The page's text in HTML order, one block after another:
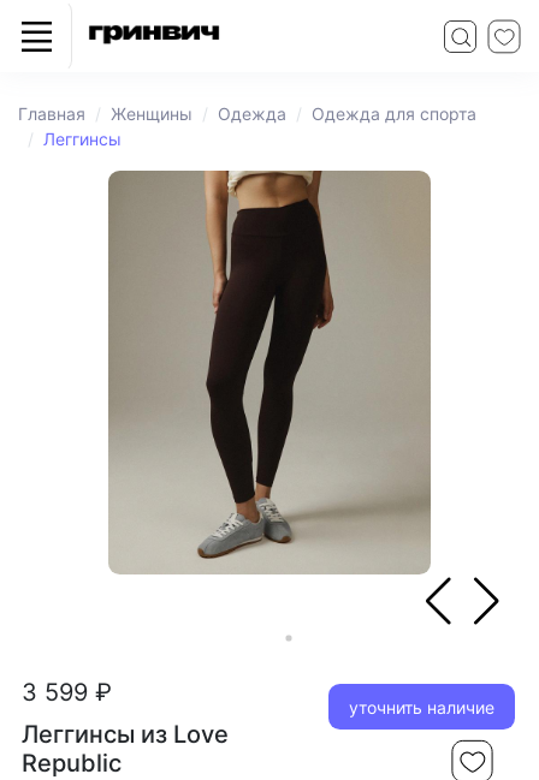
Главная Женщины Одежда
Одежда для спорта
Леггинсы
3 599 ₽
Леггинсы из Love
Republic
уточнить наличие